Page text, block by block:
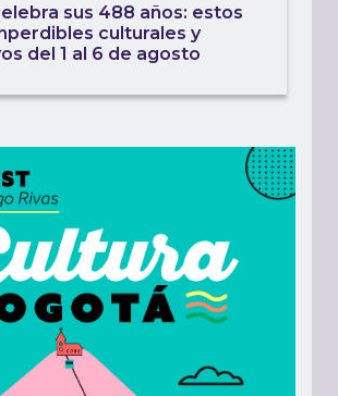
sus 488 años: estos
culturales y
del 1 al 6 de agosto